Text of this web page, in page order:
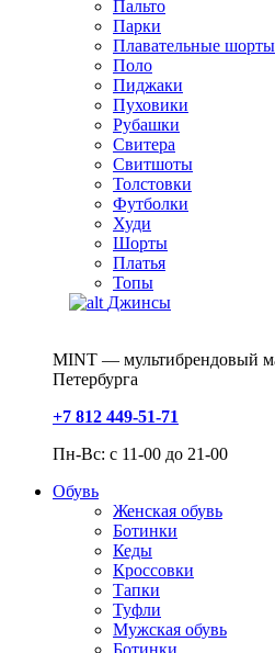
Пальто
Парки
Плавательные шорты
Поло
Пиджаки
Пуховики
Рубашки
Свитера
Свитшоты
Толстовки
Футболки
Худи
Шорты
Платья
Топы
Джинсы
MINT — мультибрендовый
Петербурга
+7 812 449-51-71
Пн-Вс: с 11-00 до 21-00
Обувь
Женская обувь
Ботинки
Кеды
Кроссовки
Тапки
Туфли
Мужская обувь
Ботинки